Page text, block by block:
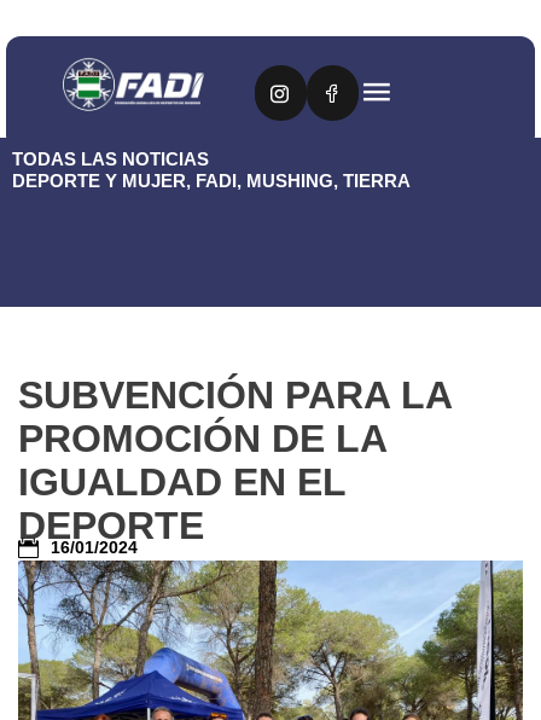
TODAS LAS NOTICIAS
DEPORTE Y MUJER, FADI, MUSHING, TIERRA
SUBVENCIÓN PARA LA
PROMOCIÓN DE LA
IGUALDAD EN EL
DEPORTE
16/01/2024